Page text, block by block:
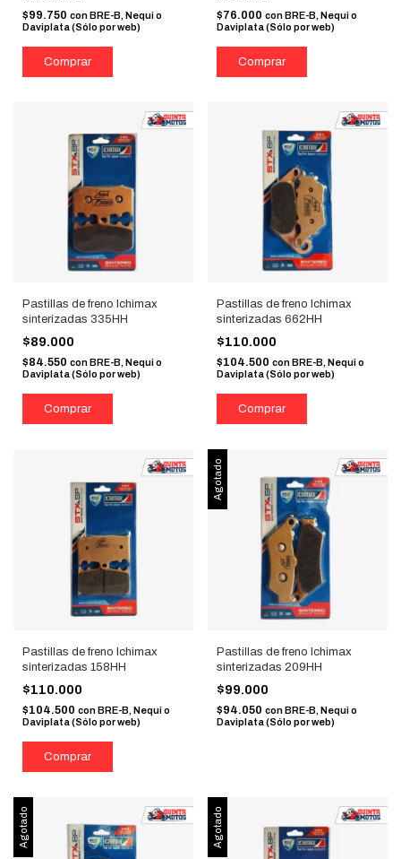
$99.750 conBRE-B, Nequi o
Daviplata (Sólo por web)
$76.000 con BRE-B, Nequi o
Daviplata (Sólo por web)
Pastillas de freno Ichimax
sinterizadas 335HH
$89.000
$84.550 con BRE-B, Nequi o
Daviplata (Sólo por web)
Pastillas de freno Ichimax
sinterizadas 662HH
$110.000
$104.500 con BRE-B, Nequi o
Daviplata (Sólo por web)
Pastillas de freno Ichimax
sinterizadas 158HH
$110.000
$104.500 conBRE-B, Nequi o
Daviplata (Sólo por web)
Agotado
Pastillas de freno Ichimax
sinterizadas 209HH
$99.000
$94.050 con BRE-B, Nequi o
Daviplata (Sólo por web)
Agotado Agotado